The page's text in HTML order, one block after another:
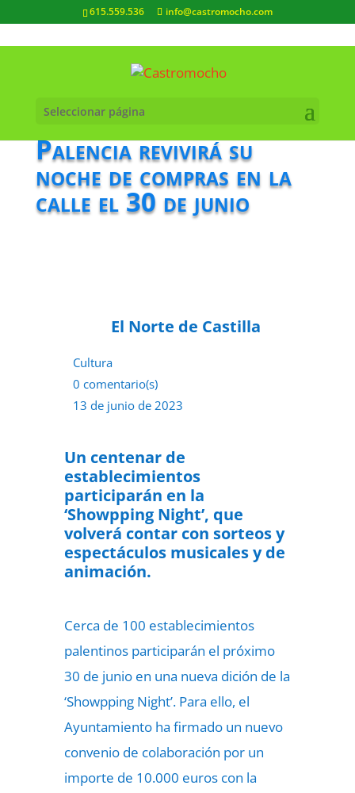
615.559.536 info@castromocho.com
Seleccionar página
Palencia revivirá su
noche de compras en la
calle el 30 de junio
El Norte de Castilla
Cultura
0 comentario(s)
13 de junio de 2023
Un centenar de
establecimientos
participarán en la
‘Showpping Night’, que
volverá contar con sorteos y
espectáculos musicales y de
animación.
Cerca de 100 establecimientos
palentinos participarán el próximo
30 de junio en una nueva dición de la
‘Showpping Night’. Para ello, el
Ayuntamiento ha firmado un nuevo
convenio de colaboración por un
importe de 10.000 euros con la